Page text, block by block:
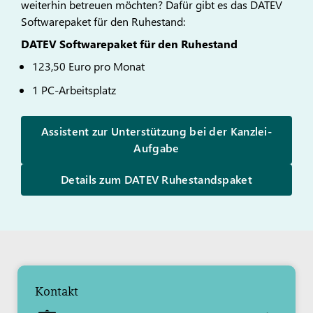
weiterhin betreuen möchten? Dafür gibt es das DATEV
Softwarepaket für den Ruhestand:
DATEV Softwarepaket für den Ruhestand
123,50 Euro pro Monat
1 PC-Arbeitsplatz
Assistent zur Unterstützung bei der Kanzlei-
Aufgabe
Details zum DATEV Ruhestandspaket
Kontakt